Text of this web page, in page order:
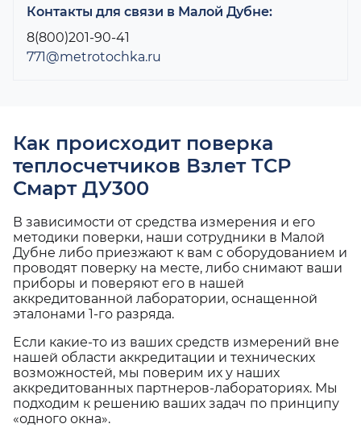
Контакты для связи в Малой Дубне:
8(800)201-90-41
771@metrotochka.ru
Как происходит поверка
теплосчетчиков Взлет ТСР
Смарт ДУ300
В зависимости от средства измерения и его
методики поверки, наши сотрудники в Малой
Дубне либо приезжают к вам с оборудованием и
проводят поверку на месте, либо снимают ваши
приборы и поверяют его в нашей
аккредитованной лаборатории, оснащенной
эталонами 1-го разряда.
Если какие-то из ваших средств измерений вне
нашей области аккредитации и технических
возможностей, мы поверим их у наших
аккредитованных партнеров-лабораториях. Мы
подходим к решению ваших задач по принципу
«одного окна».